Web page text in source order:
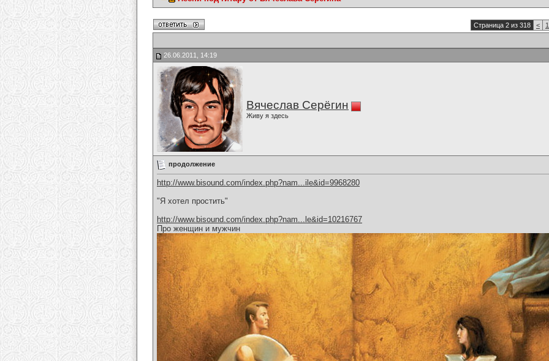
Страница 2 из 318 < 1
26.06.2011, 14:19
Вячеслав Серёгин
Живу я здесь
продолжение
http://www.bisound.com/index.php?nam...ile&id=9968280
"Я хотел простить"
http://www.bisound.com/index.php?nam...le&id=10216767
Про женщин и мужчин